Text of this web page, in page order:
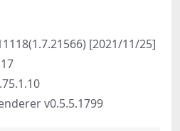
[2021/11/25]
v0.5.5.1799